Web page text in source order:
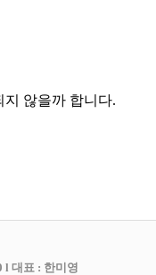
지 않을까 합니다.
l 대표 : 한미영